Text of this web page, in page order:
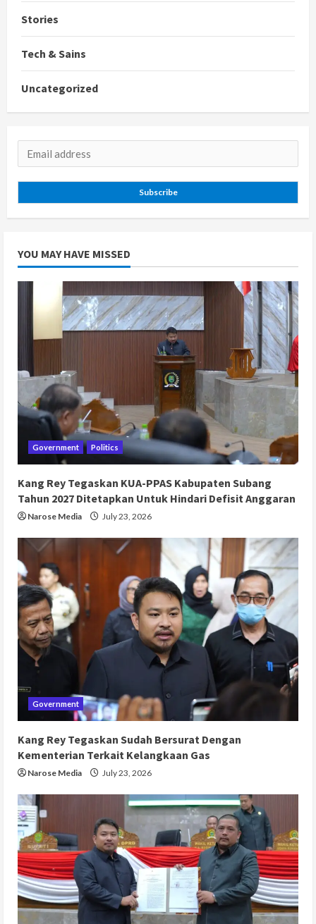
Stories
Tech & Sains
Uncategorized
Subscribe
YOU MAY HAVE MISSED
Government Politics
Kang Rey Tegaskan KUA-PPAS Kabupaten Subang
Tahun 2027 Ditetapkan Untuk Hindari Defisit Anggaran
Narose Media July 23, 2026
Government
Kang Rey Tegaskan Sudah Bersurat Dengan
Kementerian Terkait Kelangkaan Gas
Narose Media July 23, 2026